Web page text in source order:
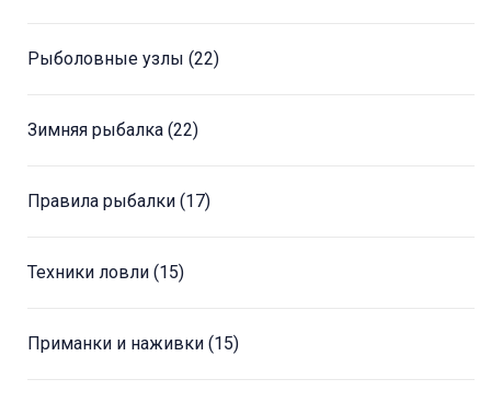
Рыболовные узлы (22)
Зимняя рыбалка (22)
Правила рыбалки (17)
Техники ловли (15)
Приманки и наживки (15)